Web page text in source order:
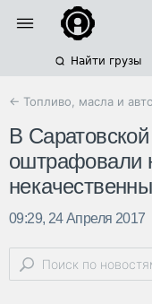
Найти грузы
← Топливо, масла и
В
оштрафовали
09:29, 24 Апреля 2017